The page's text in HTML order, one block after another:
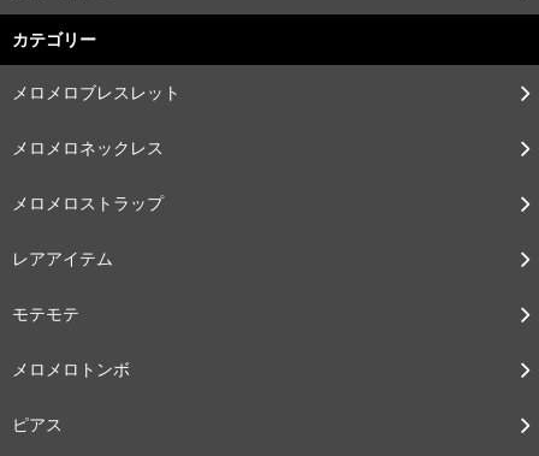
カテゴリー
メロメロブレスレット
メロメロネックレス
メロメロストラップ
レアアイテム
モテモテ
メロメロトンボ
ピアス